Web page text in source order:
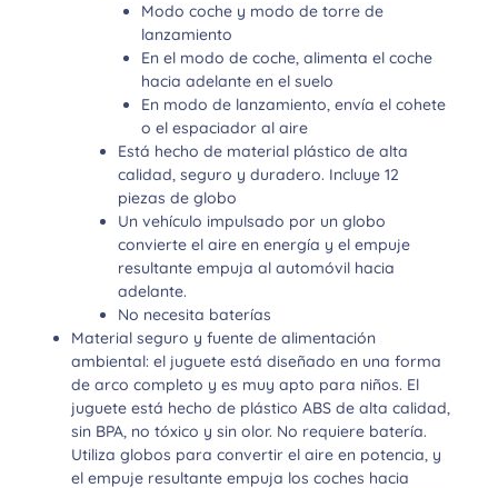
Modo coche y modo de torre de
lanzamiento
En el modo de coche, alimenta el coche
hacia adelante en el suelo
En modo de lanzamiento, envía el cohete
o el espaciador al aire
Está hecho de material plástico de alta
calidad, seguro y duradero. Incluye 12
piezas de globo
Un vehículo impulsado por un globo
convierte el aire en energía y el empuje
resultante empuja al automóvil hacia
adelante.
No necesita baterías
Material seguro y fuente de alimentación
ambiental: el juguete está diseñado en una forma
de arco completo y es muy apto para niños. El
juguete está hecho de plástico ABS de alta calidad,
sin BPA, no tóxico y sin olor. No requiere batería.
Utiliza globos para convertir el aire en potencia, y
el empuje resultante empuja los coches hacia